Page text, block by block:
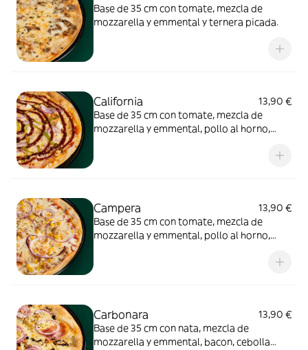
Base de 35 cm con tomate, mezcla de
mozzarella y emmental y ternera picada.
California
13,90 €
Base de 35 cm con tomate, mezcla de
mozzarella y emmental, pollo al horno,
Campera
13,90 €
Base de 35 cm con tomate, mezcla de
mozzarella y emmental, pollo al horno,
Carbonara
13,90 €
Base de 35 cm con nata, mezcla de
mozzarella y emmental, bacon, cebolla